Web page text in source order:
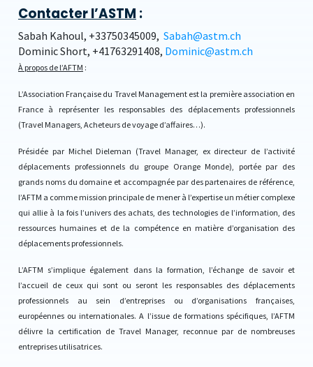
Contacter l’ASTM :
Sabah Kahoul, +33750345009, Sabah@astm.ch
Dominic Short, +41763291408, Dominic@astm.ch
À propos de l’AFTM :
L’Association Française du Travel Management est la première association en
France à représenter les responsables des déplacements professionnels
(Travel Managers, Acheteurs de voyage d’affaires…).
Présidée par Michel Dieleman (Travel Manager, ex directeur de l’activité
déplacements professionnels du groupe Orange Monde), portée par des
grands noms du domaine et accompagnée par des partenaires de référence,
l’AFTM a comme mission principale de mener à l’expertise un métier complexe
qui allie à la fois l’univers des achats, des technologies de l’information, des
ressources humaines et de la compétence en matière d’organisation des
déplacements professionnels.
L’AFTM s’implique également dans la formation, l’échange de savoir et
l’accueil de ceux qui sont ou seront les responsables des déplacements
professionnels au sein d’entreprises ou d’organisations françaises,
européennes ou internationales. A l’issue de formations spécifiques, l’AFTM
délivre la certification de Travel Manager, reconnue par de nombreuses
entreprises utilisatrices.